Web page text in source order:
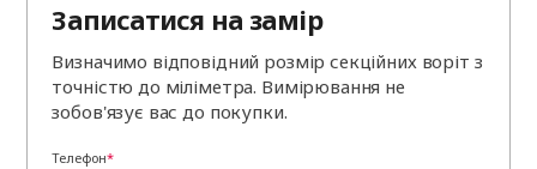
Записатися на замір
Визначимо відповідний розмір секційних воріт з
точністю до міліметра. Вимірювання не
зобов'язує вас до покупки.
Телефон